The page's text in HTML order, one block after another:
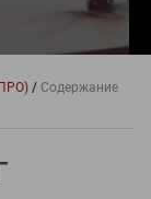
/ Содержание